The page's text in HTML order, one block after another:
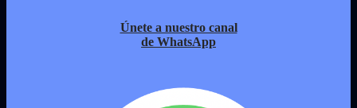
Únete a nuestro canal
de WhatsApp